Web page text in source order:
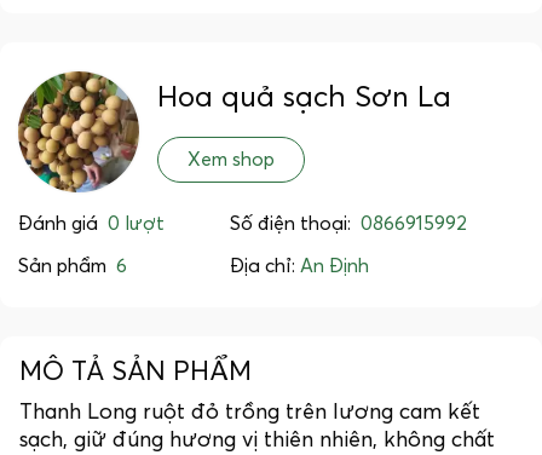
Hoa quả sạch Sơn La
Xem shop
Đánh giá 0 lượt Số điện thoại: 0866915992
Sản phẩm 6 Địa chỉ: An Định
MÔ TẢ SẢN PHẨM
Thanh Long ruột đỏ trồng trên lương cam kết
sạch, giữ đúng hương vị thiên nhiên, không chất